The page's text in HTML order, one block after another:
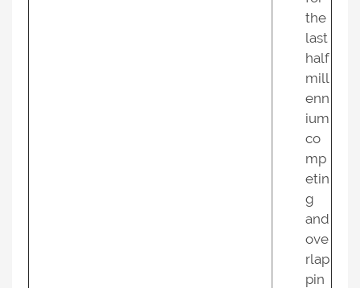
the
last
half
mill
enn
ium
co
mp
etin
g
and
ove
rlap
pin